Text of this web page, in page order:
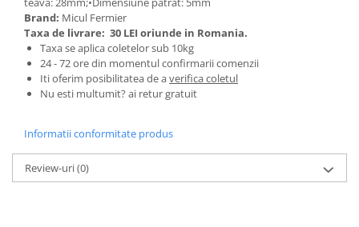
Tractoraș de tuns gazonul
Zootehnie
Incubatoare, oparitoare si
deplumatoare
Echipamente pentru animale
Piese si accesorii aparate de tuns
Tarcuri animale
Semanatori
Brand: Micul Fermier
Taxa de livrare: 30 LEI oriunde in Romania.
Taxa se aplica coletelor sub 10kg
24 - 72 ore din momentul confirmarii comenzii
Iti oferim posibilitatea de averifica coletul
Nu esti multumit? ai retur gratuit
Informatii conformitate produs
Review-uri(0)